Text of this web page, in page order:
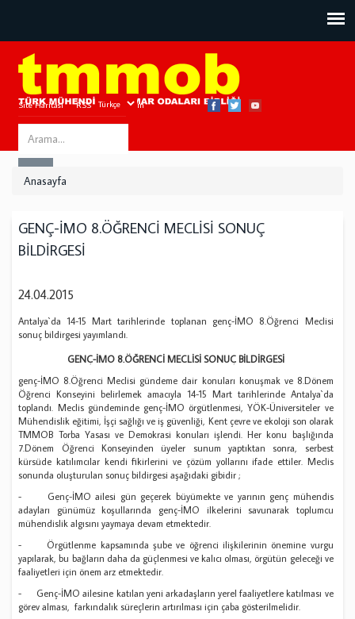
Site Haritası RSS Bize Ulaşın
Search
this
Anasayfa
GENÇ-İMO 8.ÖĞRENCİ MECLİSİ SONUÇ
BİLDİRGESİ
24.04.2015
Antalya`da 14-15 Mart tarihlerinde toplanan genç-İMO 8.Öğrenci Meclisi
sonuç bildirgesi yayımlandı.
GENÇ-İMO 8.ÖĞRENCİ MECLİSİ SONUÇ BİLDİRGESİ
genç-İMO 8.Öğrenci Meclisi gündeme dair konuları konuşmak ve 8.Dönem
Öğrenci Konseyini belirlemek amacıyla 14-15 Mart tarihlerinde Antalya`da
toplandı. Meclis gündeminde genç-İMO örgütlenmesi, YÖK-Üniversiteler ve
Mühendislik eğitimi, İşçi sağlığı ve iş güvenliği, Kent çevre ve ekoloji son olarak
TMMOB Torba Yasası ve Demokrasi konuları işlendi. Her konu başlığında
7.Dönem Öğrenci Konseyinden üyeler sunum yaptıktan sonra, serbest
kürsüde katılımcılar kendi fikirlerini ve çözüm yollarını ifade ettiler. Meclis
sonunda oluşturulan sonuç bildirgesi aşağıdaki gibidir ;
- Genç-İMO ailesi gün geçerek büyümekte ve yarının genç mühendis
adayları günümüz koşullarında genç-İMO ilkelerini savunarak toplumcu
mühendislik algısını yaymaya devam etmektedir.
- Örgütlenme kapsamında şube ve öğrenci ilişkilerinin önemine vurgu
yapılarak, bu bağların daha da güçlenmesi ve kalıcı olması, örgütün geleceği ve
faaliyetleri için önem arz etmektedir.
- Genç-İMO ailesine katılan yeni arkadaşların yerel faaliyetlere katılması ve
görev alması, farkındalık süreçlerin artırılması için çaba gösterilmelidir.